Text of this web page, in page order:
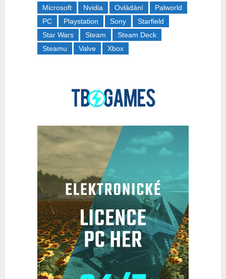
Microsoft
Nvidia Ovládání
Palworld
PC
Playstation Sony
Starfield
Star Wars
Steam
Steam Deck
Steamu
Valve Xbox